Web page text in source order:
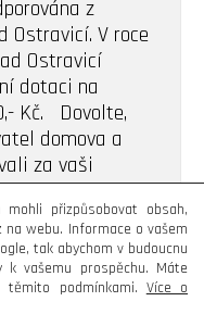
z
Ostravicí. V roce
Ostravicí
dotaci na
Kč. Dovolte,
domova a
za vaši
mohli přizpůsobovat obsah,
webu. Informace o vašem
tak abychom v budoucnu
k vašemu prospěchu. Máte
podmínkami. Více o